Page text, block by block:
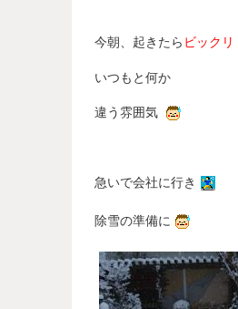
今朝、起きたら ビックリ
いつもと何か
違う雰囲気
急いで会社に行き
除雪の準備に